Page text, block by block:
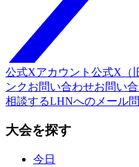
公式Xアカウント 公式X（
ンクお問い合わせお問い
相談するLHNへのメール
大会を探す
今日